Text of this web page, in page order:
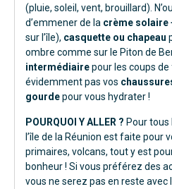
(pluie, soleil, vent, brouillard).
d’emmener de la crème solaire
sur l’île), casquette ou chapeau
ombre comme sur le Piton de
intermédiairepour les coups de
évidemment pas vos
gourdepour vous hydrater !
POURQUOI Y ALLER ? Pour tous
l’île de la Réunion est faite pour
primaires, volcans, tout y est
bonheur ! Si vous préférez des
vous ne serez pas en reste